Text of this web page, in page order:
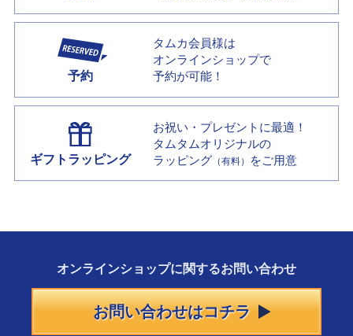
予約
タムカ会員様は
オンラインショップで
予約が可能！
ギフトラッピング
お祝い・プレゼントに最適！
タムタムオリジナルの
ラッピング （有料） をご用意
オンラインショップに関するお問い合わせ
お問い合わせはコチラ